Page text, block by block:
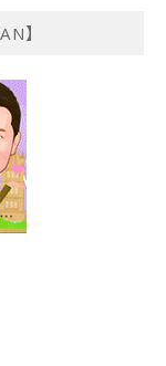
】